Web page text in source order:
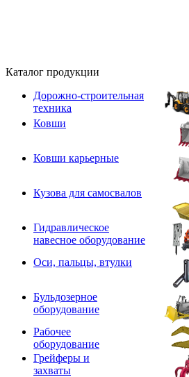
Каталог продукции
Дорожно-строительная
техника
Ковши
Ковши карьерные
Кузова для самосвалов
Гидравлическое
навесное оборудование
Оси, пальцы, втулки
Бульдозерное
оборудование
Рабочее
оборудование
Грейферы и
захваты